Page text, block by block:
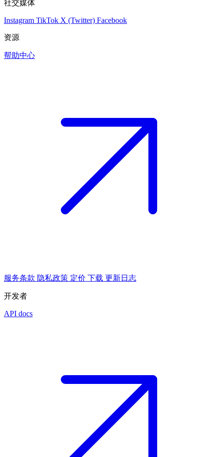
社交媒体
Instagram TikTok X (Twitter) Facebook
资源
帮助中心
服务条款 隐私政策 定价 下载 更新日志
开发者
API docs